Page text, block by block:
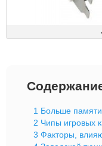
1 Больше
2 Чипы игровых
3 Факторы,